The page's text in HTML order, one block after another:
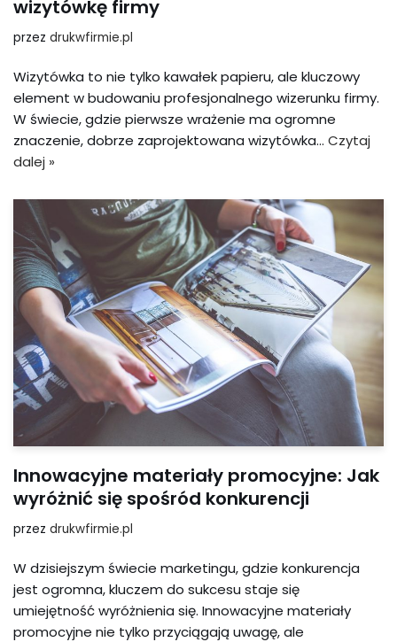
wizytówkę firmy
przez drukwfirmie.pl
Wizytówka to nie tylko kawałek papieru, ale kluczowy
element w budowaniu profesjonalnego wizerunku firmy.
W świecie, gdzie pierwsze wrażenie ma ogromne
znaczenie, dobrze zaprojektowana wizytówka… Czytaj
dalej »
Innowacyjne materiały promocyjne: Jak
wyróżnić się spośród konkurencji
przez drukwfirmie.pl
W dzisiejszym świecie marketingu, gdzie konkurencja
jest ogromna, kluczem do sukcesu staje się
umiejętność wyróżnienia się. Innowacyjne materiały
promocyjne nie tylko przyciągają uwagę, ale